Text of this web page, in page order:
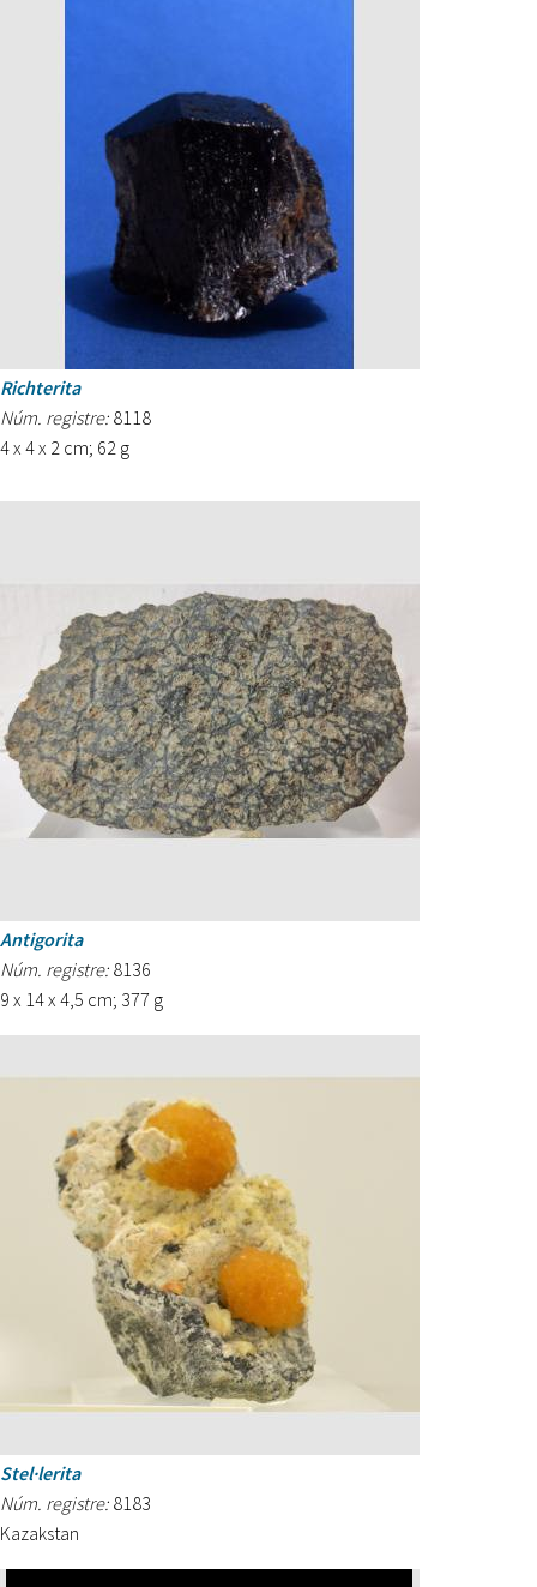
Richterita
Núm. registre: 8118
4 x 4 x 2 cm; 62 g
Antigorita
Núm. registre: 8136
9 x 14 x 4,5 cm; 377 g
Stel·lerita
Núm. registre: 8183
Kazakstan